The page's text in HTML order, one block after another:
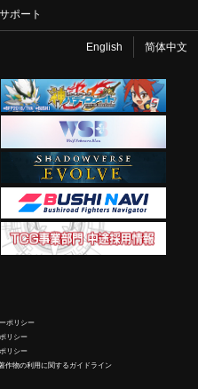
ポート
English 简体中文
ポリシー
リシー
リシー
作物の利用に関するガイドライン